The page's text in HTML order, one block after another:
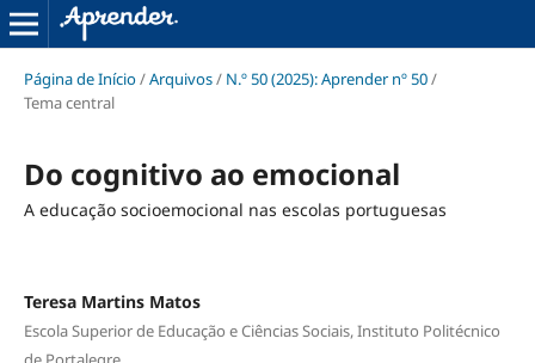
Página de Início/Arquivos/ N.º 50 (2025): Aprender nº 50/
Tema central
Do cognitivo ao emocional
A educação socioemocional nas escolas portuguesas
Teresa Martins Matos
Escola Superior de Educação e Ciências Sociais, Instituto Politécnico